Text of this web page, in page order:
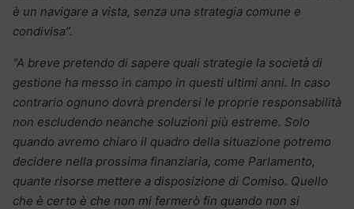
è un navigare a vista, senza una strategia comune e
condivisa”.
“A breve pretendo di sapere quali strategie la società di
gestione ha messo in campo in questi ultimi anni. In caso
contrario ognuno dovrà prendersi le proprie responsabilità
non escludendo neanche soluzioni più estreme. Solo
quando avremo chiaro il quadro della situazione potremo
decidere nella prossima finanziaria, come Parlamento,
quante risorse mettere a disposizione di Comiso. Quello
che è certo è che non mi fermerò fin quando non si